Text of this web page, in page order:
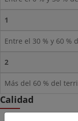
1
Entre el 30 % y 60 %
2
Más del 60 % del
Calidad